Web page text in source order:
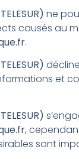
ne
causés au
.
et
,
sont